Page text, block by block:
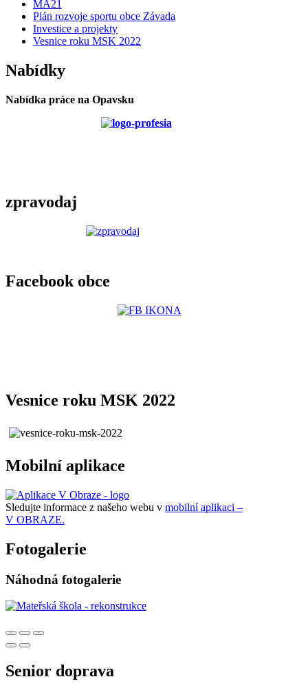
MA21
Plán rozvoje sportu obce Závada
Investice a projekty
Vesnice roku MSK 2022
Nabídky
Nabídka práce na Opavsku
zpravodaj
Facebook obce
Vesnice roku MSK 2022
Mobilní aplikace
Sledujte informace z našeho webu v mobilní aplikaci –
V OBRAZE.
Fotogalerie
Náhodná fotogalerie
Senior doprava